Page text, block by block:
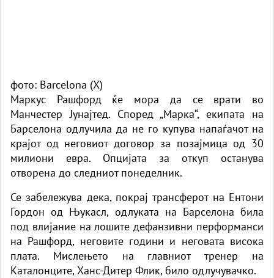
фото: Barcelona (X)
Маркус Рашфорд ќе мора да се врати во
Манчестер Јунајтед. Според „Марка“, екипата на
Барселона одлучила да не го купува напаѓачот на
крајот од неговиот договор за позајмица од 30
милиони евра. Опцијата за откуп останува
отворена до следниот понеделник.
Се забележува дека, покрај трансферот на Ентони
Гордон од Њукасл, одлуката на Барселона била
под влијание на лошите дефанзивни перформанси
на Рашфорд, неговите години и неговата висока
плата. Мислењето на главниот тренер на
Каталонците, Ханс-Дитер Флик, било одлучувачко.